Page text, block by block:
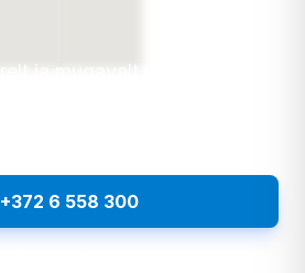
ja mugavalt meie
Helista
+372 6 558 300